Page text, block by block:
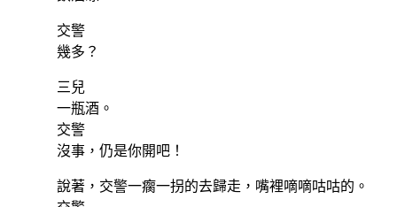
交警
幾多？
三兒
一瓶酒。
交警
沒事，仍是你開吧！
說著，交警一瘸一拐的去歸走，嘴裡嘀嘀咕咕的。